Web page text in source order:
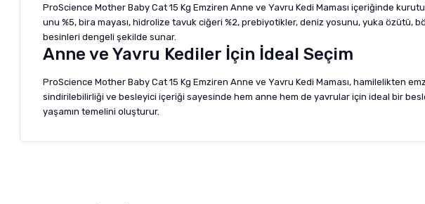
ProScience Mother Baby Cat 15 Kg Emziren Anne ve Yavru Kedi Maması içeriğinde
unu %5, bira mayası, hidrolize tavuk ciğeri %2, prebiyotikler, deniz yosunu, yuka özütü,
besinleri dengeli şekilde sunar.
Anne ve Yavru Kediler İçin İdeal Seçim
ProScience Mother Baby Cat 15 Kg Emziren Anne ve Yavru Kedi Maması, hamilelikten
sindirilebilirliği ve besleyici içeriği sayesinde hem anne hem de yavrular için ideal bir
yaşamın temelini oluşturur.